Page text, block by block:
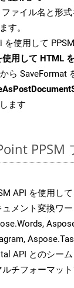
ファイル名と形
す。
を使用して
用して HTML
ら SaveFormat
ます
PPSM
API を使用し
ュメント変換ワ
API とのシー
チフォーマッ